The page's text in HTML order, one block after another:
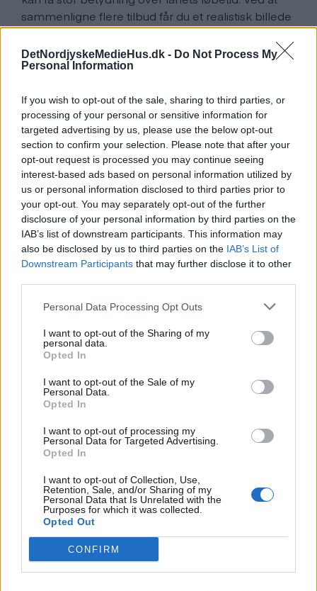
DetNordjyskeMedieHus.dk - Do Not Process My
Personal Information
If you wish to opt-out of the sale, sharing to third parties, or
processing of your personal or sensitive information for
targeted advertising by us, please use the below opt-out
section to confirm your selection. Please note that after your
opt-out request is processed you may continue seeing
interest-based ads based on personal information utilized by
us or personal information disclosed to third parties prior to
your opt-out. You may separately opt-out of the further
disclosure of your personal information by third parties on the
IAB’s list of downstream participants. This information may
also be disclosed by us to third parties on the IAB’s List of
Downstream Participants that may further disclose it to other
Personal Data Processing Opt Outs
I want to opt-out of the Sharing of my
personal data.
Opted In
I want to opt-out of the Sale of my
Personal Data.
Opted In
I want to opt-out of processing my
Personal Data for Targeted Advertising.
Opted In
I want to opt-out of Collection, Use,
Retention, Sale, and/or Sharing of my
Personal Data that Is Unrelated with the
Purposes for which it was collected.
Opted Out
CONFIRM
sammenligne flere tilbud får du et realistisk billede
af markedet og kan forhandle bedre vilkår. Det
giver dig også mulighed for at vælge en løsning,
der matcher din økonomi, både nu og på længere
undgå skjulte omkostninger og sikre, at du får mest
muligt ud af dit boligbudget.
Hvad bør du overveje ved valg
af boliglån
Når du sammenligner boliglån, er ÅOP (årlige
omkostninger i procent) en central faktor, da den
viser de samlede udgifter ved lånet. Det er også
relevant at se på gebyrer i forbindelse med
oprettelse og administration. Bankerne vurderer
din økonomi ud fra dokumentation som lønsedler,
har disse oplysninger klar på forhånd, kan
processen blive mere effektiv. Ud over prisen bør
muligheden for afdragsfrihed eller ændring af
løbetid.
Digitale værktøjer til at finde
boliglån
Digitale platforme gør det enkelt at danne sig et
overblik over de mange lånemuligheder uden at
kontakte hver enkelt bank direkte. På Mybanker.dk
kan du indtaste dine oplysninger én gang og